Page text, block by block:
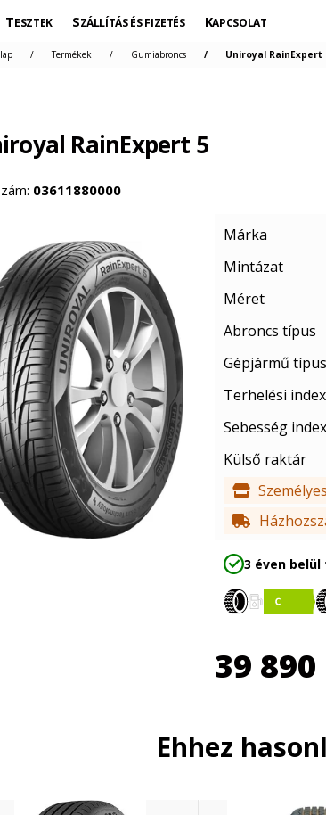
TESZTEK SZÁLLÍTÁS ÉS FIZETÉS KAPCSOLAT
Termékek Gumiabroncs Uniroyal RainExpert
RainExpert 5
03611880000
Márka
Mintázat
Méret
Abroncs típus
Gépjármű típus
Terhelési index
Sebesség index
Külső raktár
3 éven
39 890
Ehhez